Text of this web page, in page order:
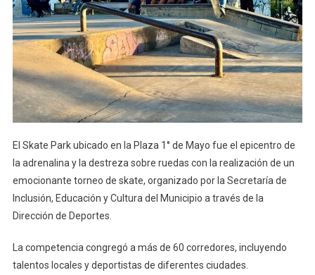
El Skate Park ubicado en la Plaza 1° de Mayo fue el epicentro de
la adrenalina y la destreza sobre ruedas con la realización de un
emocionante torneo de skate, organizado por la Secretaría de
Inclusión, Educación y Cultura del Municipio a través de la
Dirección de Deportes.
La competencia congregó a más de 60 corredores, incluyendo
talentos locales y deportistas de diferentes ciudades.